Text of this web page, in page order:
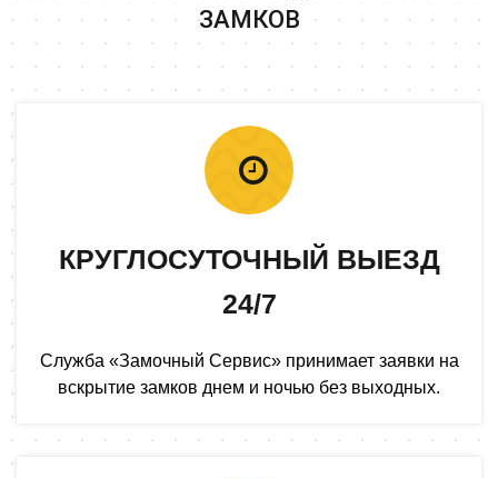
ЗАМКОВ
КРУГЛОСУТОЧНЫЙ ВЫЕЗД
24/7
Служба «Замочный Сервис» принимает заявки на
вскрытие замков днем и ночью без выходных.